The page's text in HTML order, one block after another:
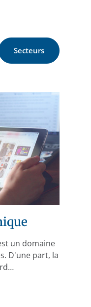
Secteurs
un domaine
D'une part, la